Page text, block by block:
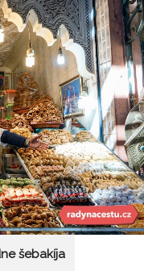
šebakíja